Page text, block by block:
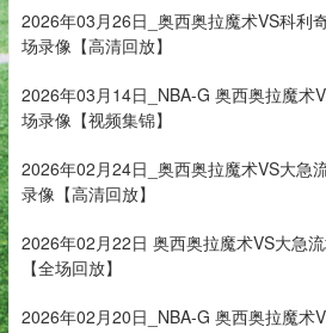
2026年03月26日_奥西奥拉魔术VS科利
场录像【高清回放】
2026年03月14日_NBA-G 奥西奥拉魔术
场录像【视频集锦】
2026年02月24日_奥西奥拉魔术VS大急
录像【高清回放】
2026年02月22日 奥西奥拉魔术VS大急
【全场回放】
2026年02月20日_NBA-G 奥西奥拉魔术